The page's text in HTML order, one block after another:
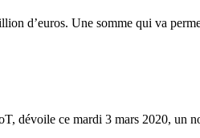
d’euros. Une somme qui va
dévoile ce mardi 3 mars 2020, un